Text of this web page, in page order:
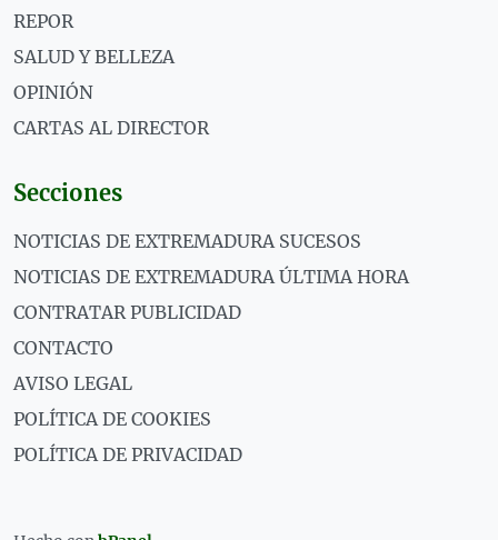
REPOR
SALUD Y BELLEZA
OPINIÓN
CARTAS AL DIRECTOR
Secciones
NOTICIAS DE EXTREMADURA SUCESOS
NOTICIAS DE EXTREMADURA ÚLTIMA HORA
CONTRATAR PUBLICIDAD
CONTACTO
AVISO LEGAL
POLÍTICA DE COOKIES
POLÍTICA DE PRIVACIDAD